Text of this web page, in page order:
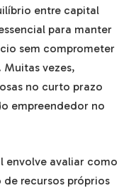
entre capital
para manter
sem comprometer
vezes,
no curto prazo
empreendedor no
envolve avaliar como
recursos próprios